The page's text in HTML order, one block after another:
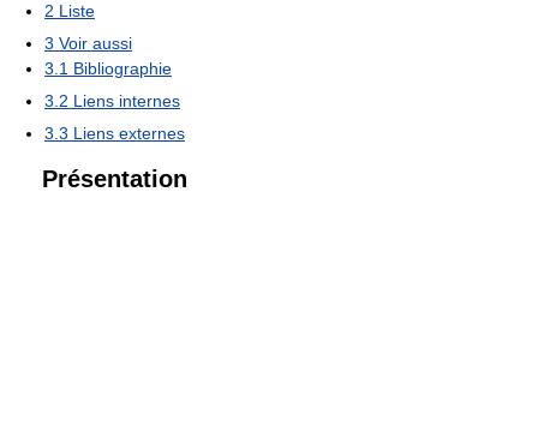
2 Liste
3 Voir aussi
3.1 Bibliographie
3.2 Liens internes
3.3 Liens externes
Présentation